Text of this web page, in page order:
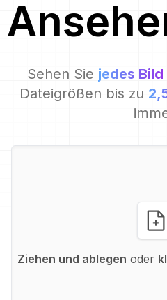
Sehen Sie jedes Bild
Dateigrößen bis zu
Ziehen und ablegen oder